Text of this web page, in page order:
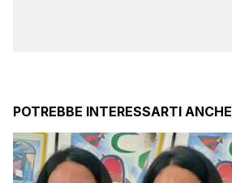
POTREBBE INTERESSARTI ANCHE